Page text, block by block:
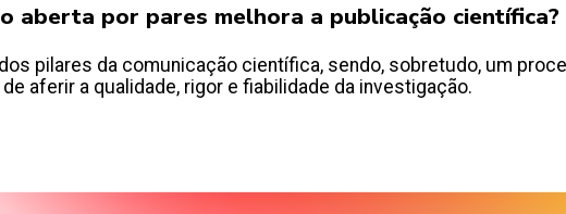
aberta por pares melhora a publicação científica?
pilares da comunicação científica, sendo, sobretudo, um
aferir a qualidade, rigor e fiabilidade da investigação.